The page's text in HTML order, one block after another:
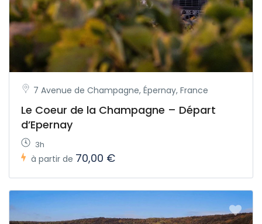
7 Avenue de Champagne, Épernay, France
Le Coeur de la Champagne – Départ
d’Epernay
3h
à partir de 70,00 €